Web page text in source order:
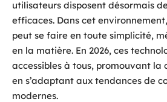
utilisateurs disposent désormais
efficaces. Dans cet
peut se faire en toute simplicité,
en la matière. En 2026, ces
accessibles à tous, promouvant la
en s’adaptant aux tendances de
modernes.